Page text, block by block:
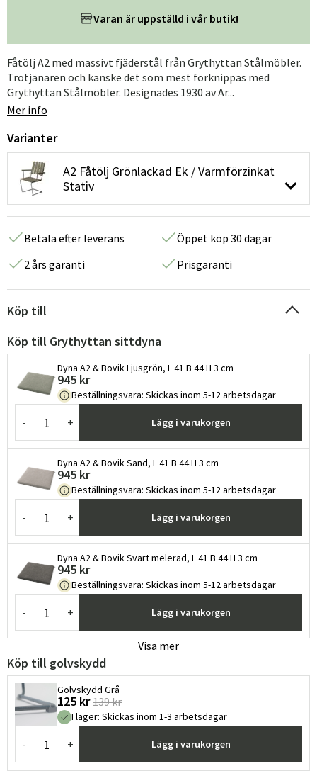
Varan är uppställd i vår butik!
Fåtölj A2 med massivt fjäderstål från Grythyttan Stålmöbler.
Trotjänaren och kanske det som mest förknippas med
Grythyttan Stålmöbler. Designades 1930 av Ar...
Mer info
Varianter
A2 Fåtölj Grönlackad Ek / Varmförzinkat
Stativ
Betala efter leverans
Öppet köp 30 dagar
2 års garanti
Prisgaranti
Köp till
Köp till Grythyttan sittdyna
Dyna A2 & Bovik Ljusgrön, L 41 B 44 H 3 cm
945 kr
Beställningsvara: Skickas inom 5-12 arbetsdagar
- + Lägg i varukorgen
Dyna A2 & Bovik Sand, L 41 B 44 H 3 cm
945 kr
Beställningsvara: Skickas inom 5-12 arbetsdagar
- + Lägg i varukorgen
Dyna A2 & Bovik Svart melerad, L 41 B 44 H 3 cm
945 kr
Beställningsvara: Skickas inom 5-12 arbetsdagar
- + Lägg i varukorgen
Visa mer
Köp till golvskydd
Golvskydd Grå
125 kr 139 kr
I lager: Skickas inom 1-3 arbetsdagar
- + Lägg i varukorgen